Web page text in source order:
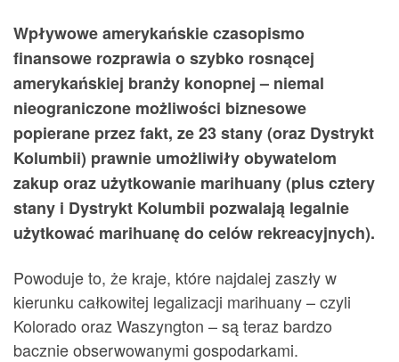
Wpływowe amerykańskie czasopismo
finansowe rozprawia o szybko rosnącej
amerykańskiej branży konopnej – niemal
nieograniczone możliwości biznesowe
popierane przez fakt, ze 23 stany (oraz Dystrykt
Kolumbii) prawnie umożliwiły obywatelom
zakup oraz użytkowanie marihuany (plus cztery
stany i Dystrykt Kolumbii pozwalają legalnie
użytkować marihuanę do celów rekreacyjnych).
Powoduje to, że kraje, które najdalej zaszły w
kierunku całkowitej legalizacji marihuany – czyli
Kolorado oraz Waszyngton – są teraz bardzo
bacznie obserwowanymi gospodarkami.